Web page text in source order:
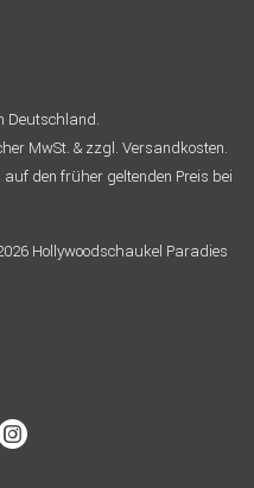
Deutschland.
MwSt. & zzgl. Versandkosten.
den früher geltenden Preis bei
Hollywoodschaukel Paradies